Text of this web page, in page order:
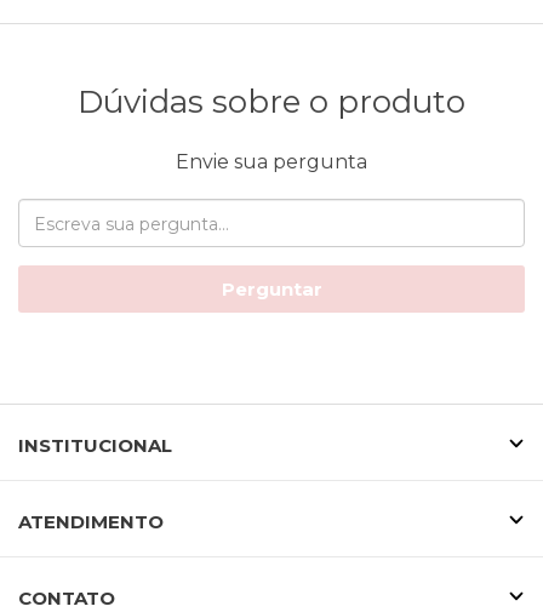
Dúvidas sobre o produto
Envie sua pergunta
Perguntar
INSTITUCIONAL
ATENDIMENTO
CONTATO